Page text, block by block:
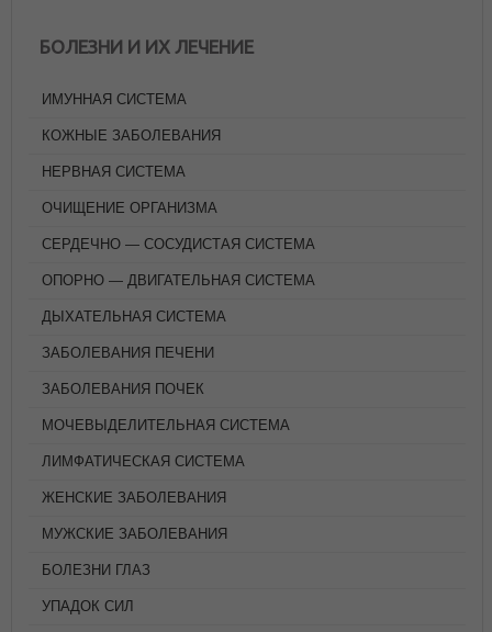
БОЛЕЗНИ И ИХ ЛЕЧЕНИЕ
ИМУННАЯ СИСТЕМА
КОЖНЫЕ ЗАБОЛЕВАНИЯ
НЕРВНАЯ СИСТЕМА
ОЧИЩЕНИЕ ОРГАНИЗМА
СЕРДЕЧНО — СОСУДИСТАЯ СИСТЕМА
ОПОРНО — ДВИГАТЕЛЬНАЯ СИСТЕМА
ДЫХАТЕЛЬНАЯ СИСТЕМА
ЗАБОЛЕВАНИЯ ПЕЧЕНИ
ЗАБОЛЕВАНИЯ ПОЧЕК
МОЧЕВЫДЕЛИТЕЛЬНАЯ СИСТЕМА
ЛИМФАТИЧЕСКАЯ СИСТЕМА
ЖЕНСКИЕ ЗАБОЛЕВАНИЯ
МУЖСКИЕ ЗАБОЛЕВАНИЯ
БОЛЕЗНИ ГЛАЗ
УПАДОК СИЛ